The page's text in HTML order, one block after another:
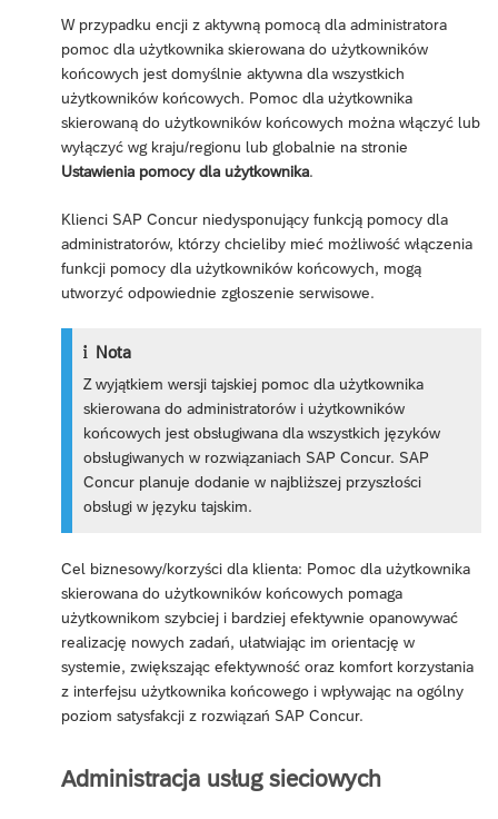
W przypadku encji z aktywną pomocą dla administratora
pomoc dla użytkownika skierowana do użytkowników
końcowych jest domyślnie aktywna dla wszystkich
użytkowników końcowych. Pomoc dla użytkownika
skierowaną do użytkowników końcowych można włączyć lub
wyłączyć wg kraju/regionu lub globalnie na stronie
Ustawienia pomocy dla użytkownika.
Klienci SAP Concur niedysponujący funkcją pomocy dla
administratorów, którzy chcieliby mieć możliwość włączenia
funkcji pomocy dla użytkowników końcowych, mogą
utworzyć odpowiednie zgłoszenie serwisowe.
Nota
Z wyjątkiem wersji tajskiej pomoc dla użytkownika
skierowana do administratorów i użytkowników
końcowych jest obsługiwana dla wszystkich języków
obsługiwanych w rozwiązaniach SAP Concur. SAP
Concur planuje dodanie w najbliższej przyszłości
obsługi w języku tajskim.
Cel biznesowy/korzyści dla klienta: Pomoc dla użytkownika
skierowana do użytkowników końcowych pomaga
użytkownikom szybciej i bardziej efektywnie opanowywać
realizację nowych zadań, ułatwiając im orientację w
systemie, zwiększając efektywność oraz komfort korzystania
z interfejsu użytkownika końcowego i wpływając na ogólny
poziom satysfakcji z rozwiązań SAP Concur.
Administracja usług sieciowych